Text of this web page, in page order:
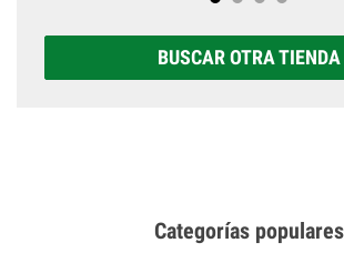
BUSCAR OTRA TIENDA
Categorías populares